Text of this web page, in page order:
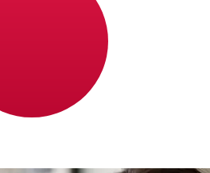
y el momento de la
las transferencias bancarias
1 y 5 días laborables.
bancarios y los controles de
afectar la entrega.
límite de SKANDINAVISKA
evitar retrasos.